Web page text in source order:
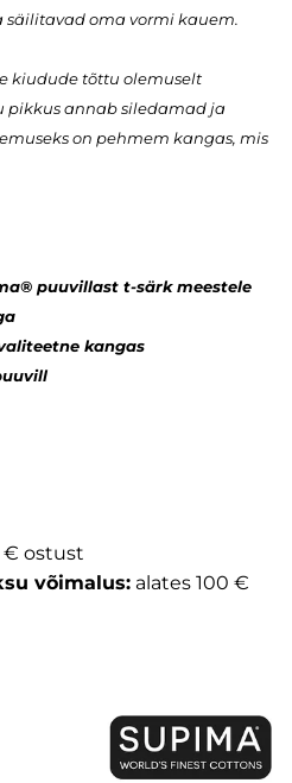
oma vormi kauem.
kiudude tõttu olemuselt
pikkus annab siledamad ja
on pehmem kangas, mis
puuvillast t-särk meestele
kangas
€ ostust
võimalus: alates 100 €